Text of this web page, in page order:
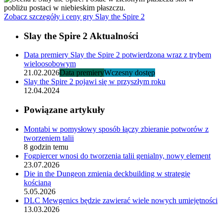
Zobacz szczegóły i ceny gry Slay the Spire 2
Slay the Spire 2 Aktualności
Data premiery Slay the Spire 2 potwierdzona wraz z trybem
wieloosobowym
21.02.2026Data premieryWczesny dostęp
Slay the Spire 2 pojawi się w przyszłym roku
12.04.2024
Powiązane artykuły
Montabi w pomysłowy sposób łączy zbieranie potworów z
tworzeniem talii
8 godzin temu
Fogpiercer wnosi do tworzenia talii genialny, nowy element
23.07.2026
Die in the Dungeon zmienia deckbuilding w strategię
kościaną
5.05.2026
DLC Mewgenics będzie zawierać wiele nowych umiejętności
13.03.2026